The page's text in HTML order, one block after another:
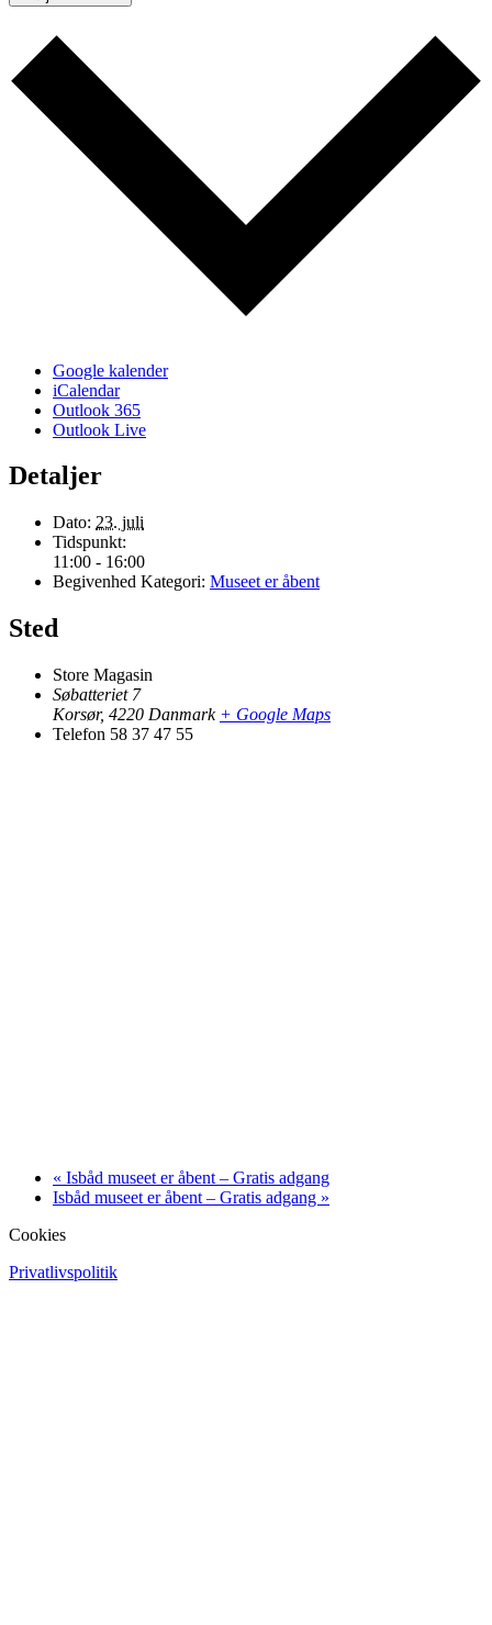
Google kalender
iCalendar
Outlook 365
Outlook Live
Detaljer
Dato: 23. juli
Tidspunkt:
11:00 - 16:00
Begivenhed Kategori: Museet er åbent
Sted
Store Magasin
Søbatteriet 7
Korsør, 4220 Danmark + Google Maps
Telefon 58 37 47 55
« Isbåd museet er åbent – Gratis adgang
Isbåd museet er åbent – Gratis adgang »
Cookies
Privatlivspolitik